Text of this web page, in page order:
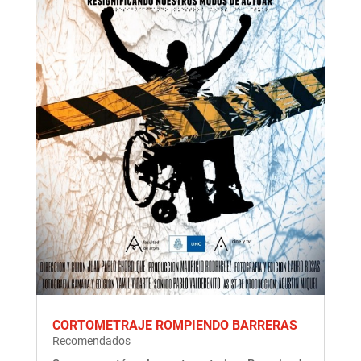
CORTOMETRAJE ROMPIENDO BARRERAS
Recomendados